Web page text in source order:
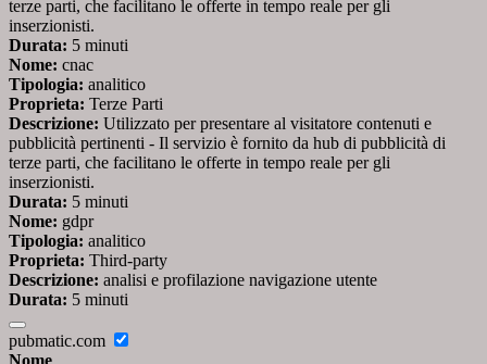
terze parti, che facilitano le offerte in tempo reale per gli
inserzionisti.
Durata: 5 minuti
Nome: cnac
Tipologia: analitico
Proprieta: Terze Parti
Descrizione: Utilizzato per presentare al visitatore contenuti e
pubblicità pertinenti - Il servizio è fornito da hub di pubblicità di
terze parti, che facilitano le offerte in tempo reale per gli
inserzionisti.
Durata: 5 minuti
Nome: gdpr
Tipologia: analitico
Proprieta: Third-party
Descrizione: analisi e profilazione navigazione utente
Durata: 5 minuti
pubmatic.com
Nome